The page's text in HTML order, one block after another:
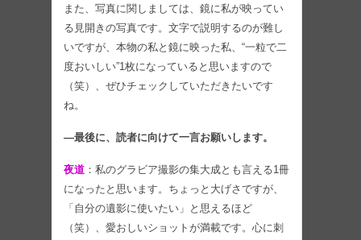
また、写真に関しましては、鏡に私が映ってい
る見開きの写真です。文字で説明するのが難し
いですが、本物の私と鏡に映った私、“一粒で二
度おいしい”1枚になっていると思いますので
（笑）、ぜひチェックしていただきたいです
ね。
―最後に、読者に向けて一言お願いします。
夜道 ：私のグラビア撮影の集大成とも言える1冊
になったと思います。ちょっと大げさですが、
「自分の遺影に使いたい」と思えるほど
（笑）、愛おしいショットが満載です。心に刺